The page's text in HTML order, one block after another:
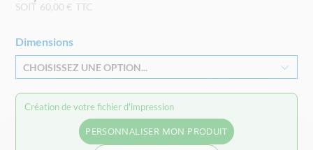
SOIT 60,00 € TTC
Dimensions
CHOISISSEZ UNE OPTION...
Création de votre fichier d'impression
PERSONNALISER MON PRODUIT
the
the
gallery